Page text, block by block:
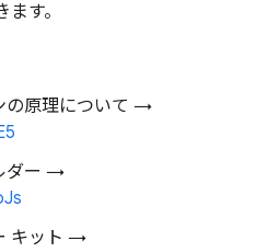
す。
の原理について →
ダー →
キット →